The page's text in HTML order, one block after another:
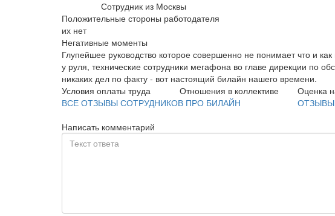
Сотрудник из Москвы
Положительные стороны работодателя
их нет
Негативные моменты
Глупейшее руководство которое совершенно не понимает что и
у руля, технические сотрудники мегафона во главе дирекции по
никаких дел по факту - вот настоящий билайн нашего времени.
Условия оплаты труда
Отношения в коллективе Оценка
ВСЕ ОТЗЫВЫ СОТРУДНИКОВ ПРО БИЛАЙН
ОТЗЫВЫ
Написать комментарий